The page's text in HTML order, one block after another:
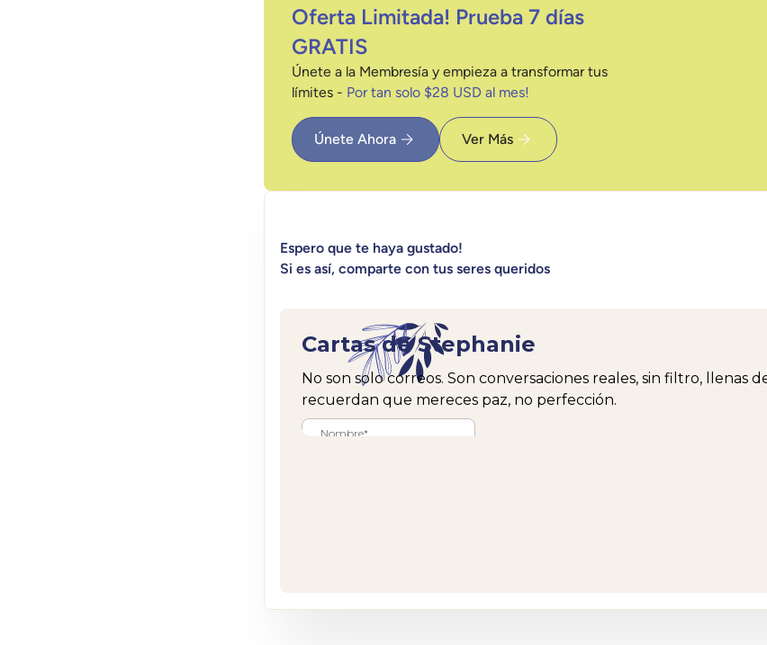
Oferta Limitada! Prueba 7 días
GRATIS
Únete a la Membresía y empieza a transformar tus
límites - Por tan solo $28 USD al mes!
Únete Ahora Ver Más
Espero que te haya gustado!
Si es así, comparte con tus seres queridos